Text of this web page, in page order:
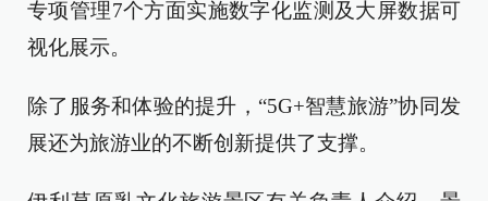
专项管理7个方面实施数字化监测及大屏数据可
视化展示。
除了服务和体验的提升，“5G+智慧旅游”协同发
展还为旅游业的不断创新提供了支撑。